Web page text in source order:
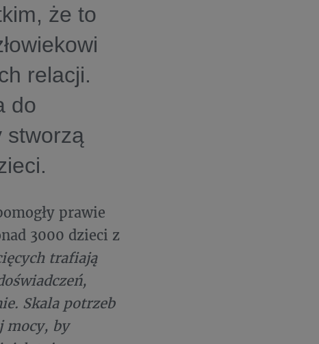
że to
relacji.
do
stworzą
prawie
3000 dzieci z
trafiają
Skala potrzeb
mocy, by